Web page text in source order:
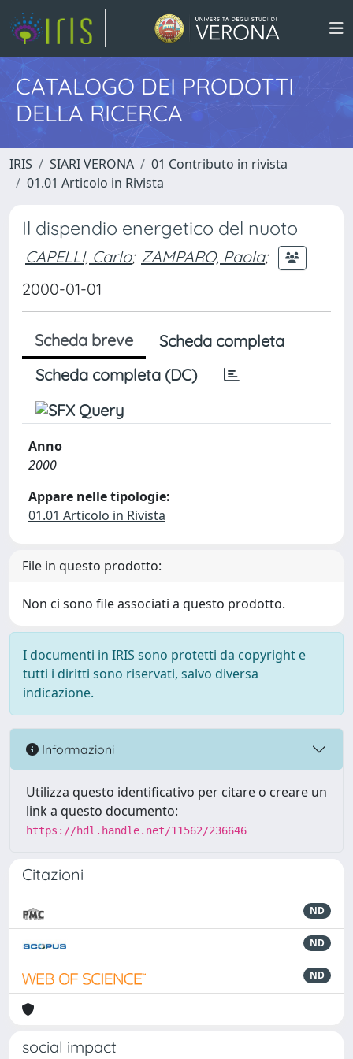
CATALOGO DEI PRODOTTI
DELLA RICERCA
IRIS SIARI VERONA
01 Contributo in rivista
01.01 Articolo in Rivista
Il dispendio energetico del nuoto
CAPELLI, Carlo; ZAMPARO, Paola;
2000-01-01
Scheda breve
Scheda completa
Scheda completa (DC)
Anno
2000
Appare nelle tipologie:
01.01 Articolo in Rivista
File in questo prodotto:
Non ci sono file associati a questo prodotto.
I documenti in IRIS sono protetti da copyright e
tutti i diritti sono riservati, salvo diversa
indicazione.
Informazioni
Utilizza questo identificativo per citare o creare un
link a questo documento:
https://hdl.handle.net/11562/236646
Citazioni
ND
ND
ND
social impact